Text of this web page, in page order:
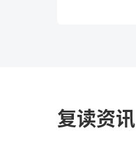
复读资讯